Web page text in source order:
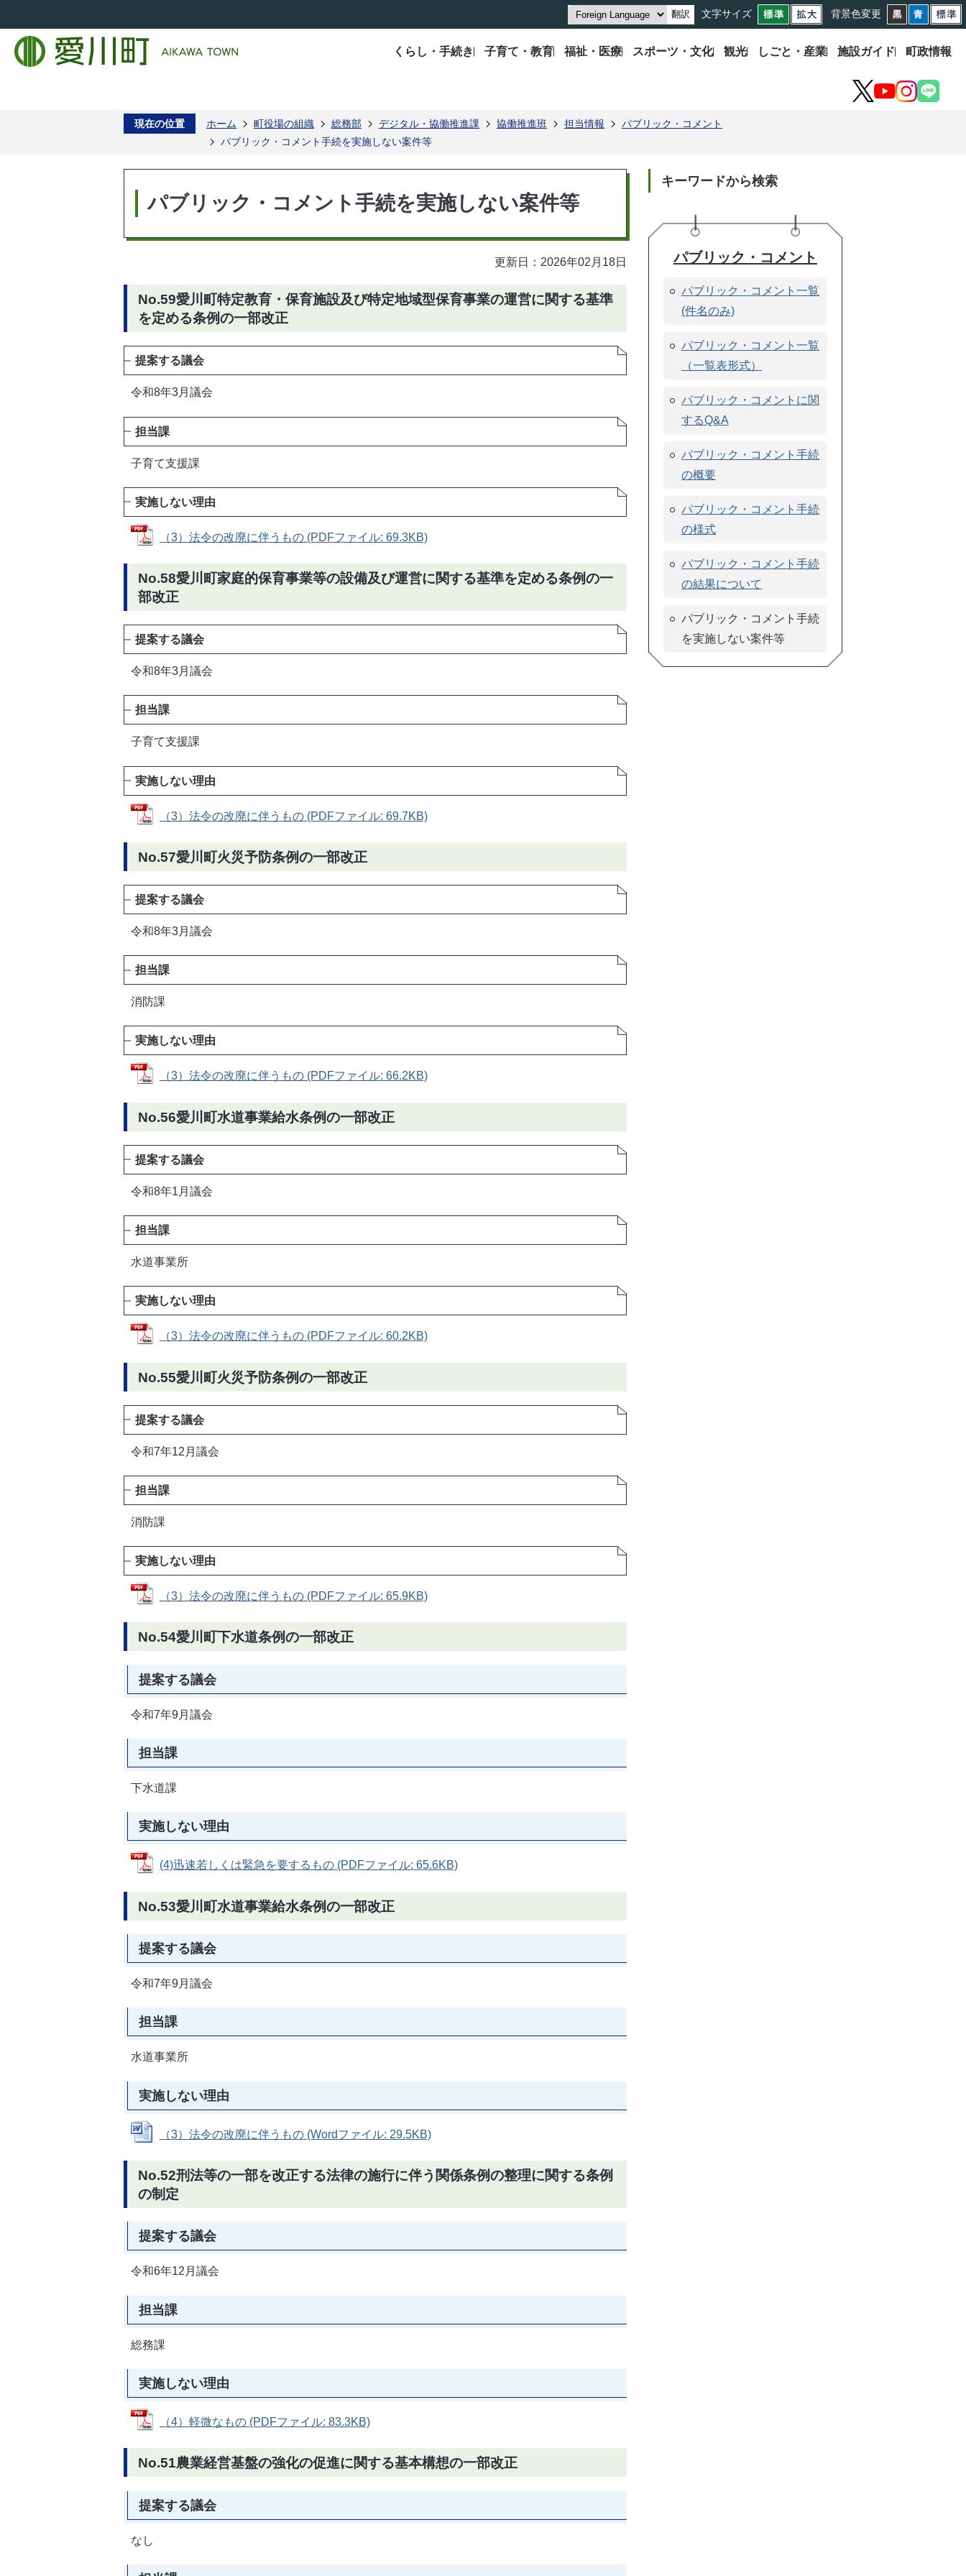
翻訳 文字サイズ 背景色変更
くらし・手続き 子育て・教育 福祉・医療 スポーツ・文化 観光 しごと・産業 施設ガイド 町政情報
X YouTube
Instagram
LINE
現在の位置 ホーム 町役場の組織 総務部 デジタル・協働推進課 協働推進班 担当情報
パブリック・コメント
パブリック・コメント手続を実施しない案件等
パブリック・コメント手続を実施しない案件等
更新日：2026年02月18日
No.59愛川町特定教育・保育施設及び特定地域型保育事業の運営に関する基準
を定める条例の一部改正
提案する議会
令和8年3月議会
担当課
子育て支援課
実施しない理由
（3）法令の改廃に伴うもの (PDFファイル: 69.3KB)
No.58愛川町家庭的保育事業等の設備及び運営に関する基準を定める条例の一
部改正
提案する議会
令和8年3月議会
担当課
子育て支援課
実施しない理由
（3）法令の改廃に伴うもの (PDFファイル: 69.7KB)
No.57愛川町火災予防条例の一部改正
提案する議会
令和8年3月議会
担当課
消防課
実施しない理由
（3）法令の改廃に伴うもの (PDFファイル: 66.2KB)
No.56愛川町水道事業給水条例の一部改正
提案する議会
令和8年1月議会
担当課
水道事業所
実施しない理由
（3）法令の改廃に伴うもの (PDFファイル: 60.2KB)
No.55愛川町火災予防条例の一部改正
提案する議会
令和7年12月議会
担当課
消防課
実施しない理由
（3）法令の改廃に伴うもの (PDFファイル: 65.9KB)
No.54愛川町下水道条例の一部改正
提案する議会
令和7年9月議会
担当課
下水道課
実施しない理由
(4)迅速若しくは緊急を要するもの (PDFファイル: 65.6KB)
No.53愛川町水道事業給水条例の一部改正
提案する議会
令和7年9月議会
担当課
水道事業所
実施しない理由
（3）法令の改廃に伴うもの (Wordファイル: 29.5KB)
No.52刑法等の一部を改正する法律の施行に伴う関係条例の整理に関する条例
の制定
提案する議会
令和6年12月議会
担当課
総務課
実施しない理由
（4）軽微なもの (PDFファイル: 83.3KB)
No.51農業経営基盤の強化の促進に関する基本構想の一部改正
提案する議会
なし
キーワードから検索
パブリック・コメント
パブリック・コメント一覧
(件名のみ)
パブリック・コメント一覧
（一覧表形式）
パブリック・コメントに関
するQ&A
パブリック・コメント手続
の概要
パブリック・コメント手続
の様式
パブリック・コメント手続
の結果について
パブリック・コメント手続
を実施しない案件等